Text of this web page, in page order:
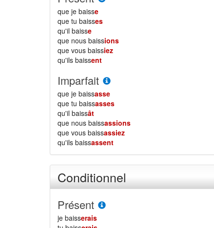
que je baisse
que tu baisses
qu'il baisse
que nous baissions
que vous baissiez
qu'ils baissent
Imparfait
que je baissasse
que tu baissasses
qu'il baissât
que nous baissassions
que vous baissassiez
qu'ils baissassent
Conditionnel
Présent
je baisserais